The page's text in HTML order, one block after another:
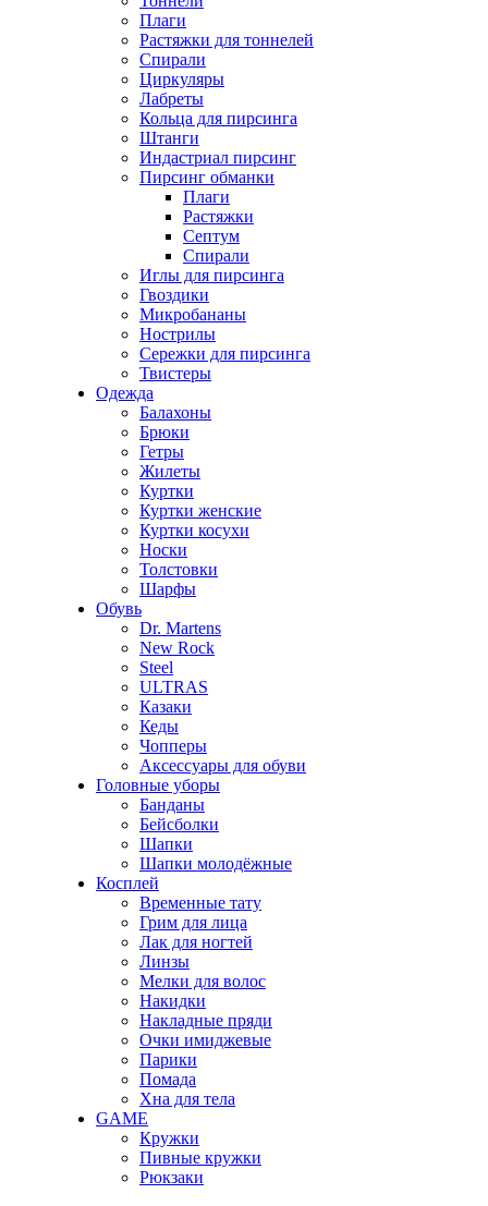
Плаги
Растяжки для тоннелей
Спирали
Циркуляры
Лабреты
Кольца для пирсинга
Штанги
Индастриал пирсинг
Пирсинг обманки
Плаги
Растяжки
Септум
Спирали
Иглы для пирсинга
Гвоздики
Микробананы
Нострилы
Сережки для пирсинга
Твистеры
Одежда
Балахоны
Брюки
Гетры
Жилеты
Куртки
Куртки женские
Куртки косухи
Носки
Толстовки
Шарфы
Обувь
Dr. Martens
New Rock
Steel
ULTRAS
Казаки
Кеды
Чопперы
Аксессуары для обуви
Головные уборы
Банданы
Бейсболки
Шапки
Шапки молодёжные
Косплей
Временные тату
Грим для лица
Лак для ногтей
Линзы
Мелки для волос
Накидки
Накладные пряди
Очки имиджевые
Парики
Помада
Хна для тела
GAME
Кружки
Пивные кружки
Рюкзаки